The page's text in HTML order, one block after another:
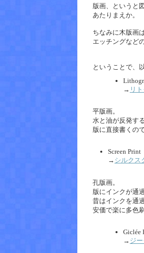
版画、というと
あたりまえか。
ちなみに木版画
エッチングなど
ということで、
→ リ
平版画。
水と油が反発す
版に直接書くの
Screen Print
→ シルクス
孔版画。
版にインクが通
昔はインクを通
安価で楽に多色
Giclée
→ ジ